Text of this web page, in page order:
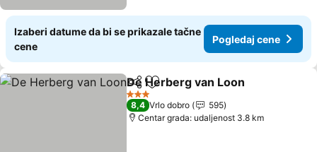
Izaberi datume da bi se prikazale tačne
cene
Pogledaj cene
Deli Dodati u favorite
De Herberg van Loon
3 Zvezdice
8,4 Vrlo dobro
595
Centar grada: udaljenost 3.8 km